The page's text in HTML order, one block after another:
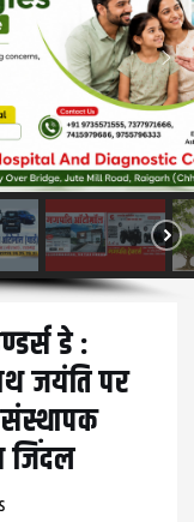
डे :
जयंति पर
जिंदल